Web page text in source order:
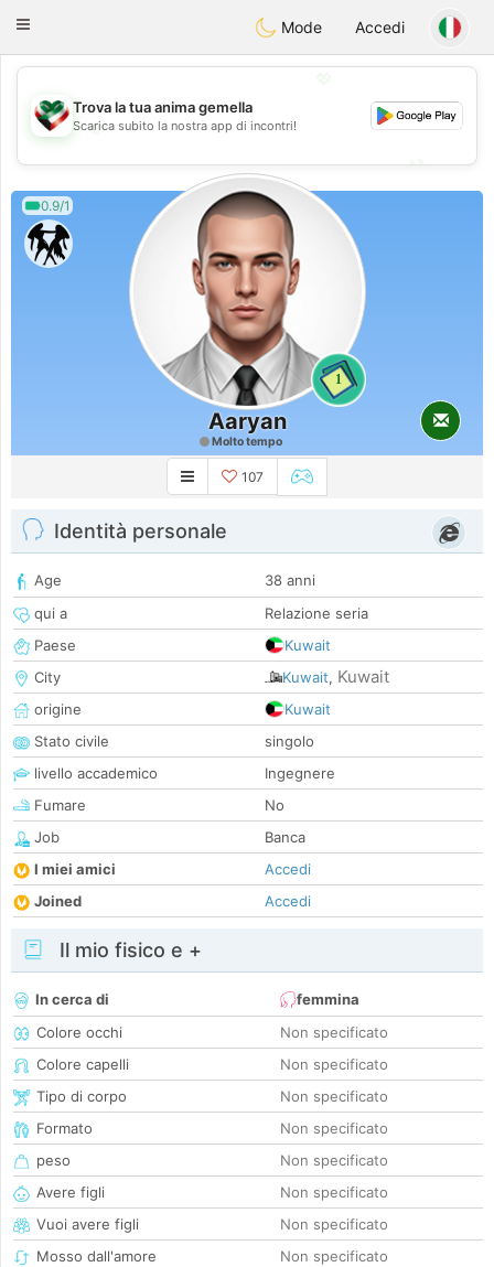
KuwaitChat
Toggle
Mode Accedi
💖
💕
💕
Trova la tua anima gemella
Scarica subito la nostra app di incontri!
0.9/1
1
Aaryan
Molto tempo
107
Identità personale
Age
38 anni
qui a
Relazione seria
Paese
Kuwait
City
Kuwait, Kuwait
origine
Kuwait
Stato civile
singolo
livello accademico
Ingegnere
Fumare
No
Job
Banca
I miei amici
Accedi
Joined
Accedi
Il mio fisico e +
In cerca di
femmina
Colore occhi
Non specificato
Colore capelli
Non specificato
Tipo di corpo
Non specificato
Formato
Non specificato
peso
Non specificato
Avere figli
Non specificato
Vuoi avere figli
Non specificato
Mosso dall'amore
Non specificato